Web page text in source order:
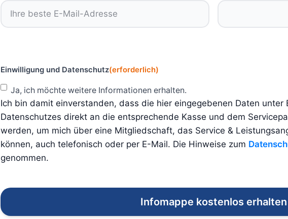
Einwilligung und Datenschutz(erforderlich)
Ja, ich möchte weitere Informationen erhalten.
Ich bin damit einverstanden, dass die hier eingegebenen Daten unter
Datenschutzes direkt an die entsprechende Kasse und dem
werden, um mich über eine Mitgliedschaft, das Service &
können, auch telefonisch oder per E-Mail. Die Hinweise zum
genommen.